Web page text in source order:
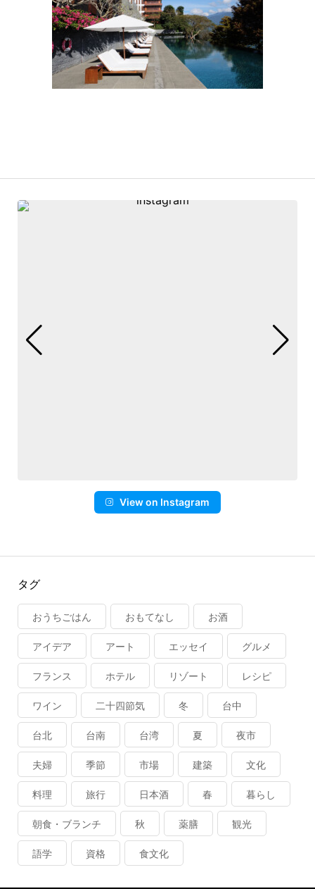
View on Instagram
おうちごはん おもてなし お酒
アイデア アート エッセイ グルメ
フランス ホテル リゾート レシピ
ワイン 二十四節気 冬 台中
台北 台南 台湾 夏 夜市
夫婦 季節 市場 建築 文化
料理 旅行 日本酒 春 暮らし
朝食・ブランチ 秋 薬膳 観光
語学 資格 食文化